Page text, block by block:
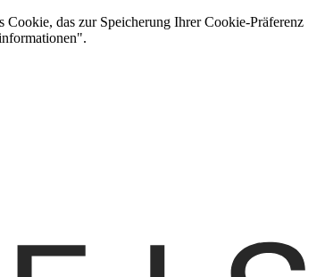
das zur Speicherung Ihrer Cookie-Präferenz